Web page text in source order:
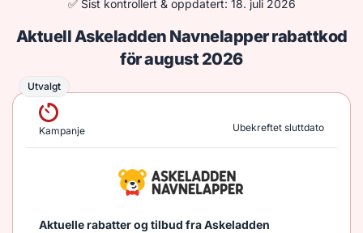
✅ Sist kontrollert & oppdatert: 18. juli 2026
Aktuell Askeladden Navnelapper rabattkod
för august 2026
Utvalgt
Utvalgt
Kampanje Ubekreftet sluttdato
Aktuelle rabatter og tilbud fra Askeladden